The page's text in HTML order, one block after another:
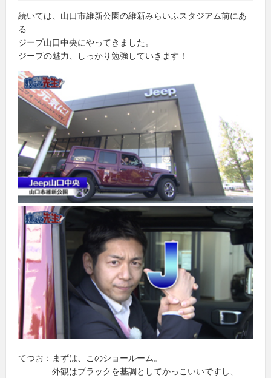
続いては、山口市維新公園の維新みらいふスタジアム前にあ
る
ジープ山口中央にやってきました。
ジープの魅力、しっかり勉強していきます！
てつお：まずは、このショールーム。
外観はブラックを基調としてかっこいいですし、